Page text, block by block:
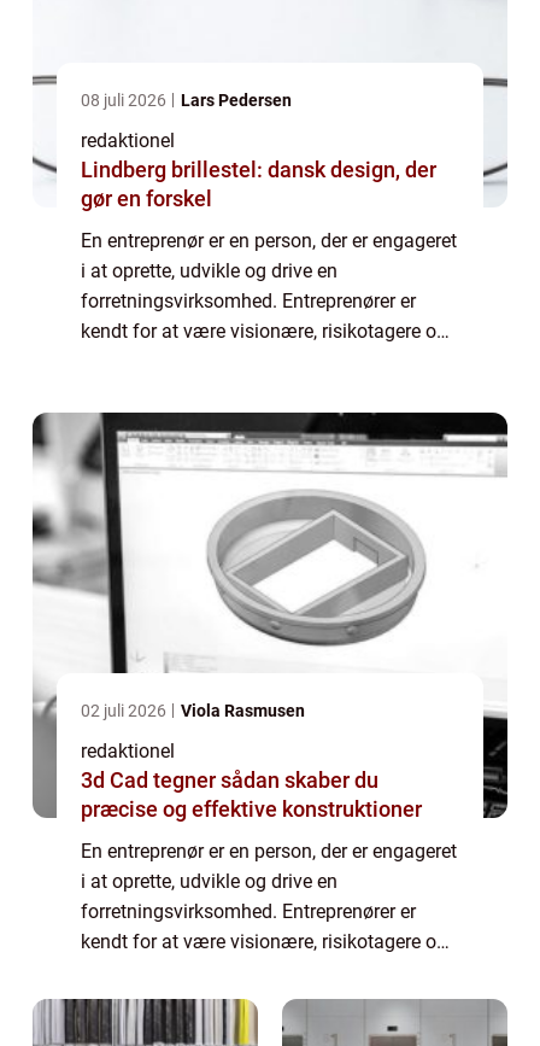
08 juli 2026 Lars Pedersen
redaktionel
Lindberg brillestel: dansk design, der
gør en forskel
En entreprenør er en person, der er engageret
i at oprette, udvikle og drive en
forretningsvirksomhed. Entreprenører er
kendt for at være visionære, risikotagere og
02 juli 2026 Viola Rasmusen
redaktionel
3d Cad tegner sådan skaber du
præcise og effektive konstruktioner
En entreprenør er en person, der er engageret
i at oprette, udvikle og drive en
forretningsvirksomhed. Entreprenører er
kendt for at være visionære, risikotagere og
vækst og udvikling i samfundet ved at ska...